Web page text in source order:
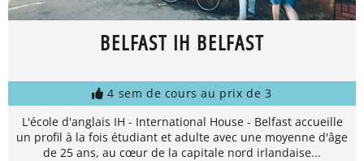
BELFAST IH BELFAST
4 sem de cours au prix de 3
L'école d'anglais IH - International House - Belfast accueille
un profil à la fois étudiant et adulte avec une moyenne d'âge
de 25 ans, au cœur de la capitale nord irlandaise...